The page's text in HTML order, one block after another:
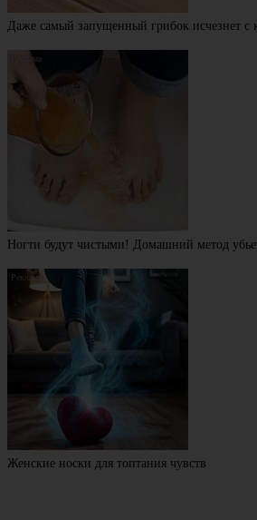
Даже самый запущенный грибок исчезнет с
Ногти будут чистыми! Домашний метод
Женские носки для топтания чувств